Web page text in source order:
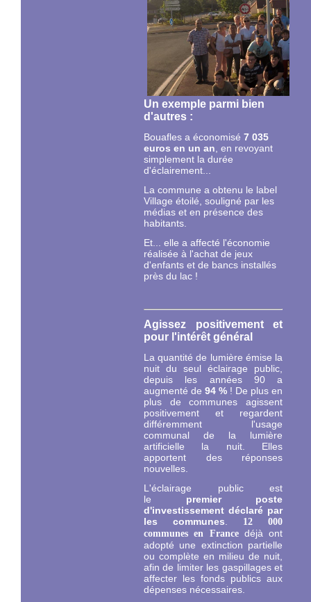
Un exemple parmi bien
d'autres :
Bouafles a économisé 7 035
euros en un an, en revoyant
simplement la durée
d'éclairement...
La commune a obtenu le label
Village étoilé, souligné par les
médias et en présence des
habitants.
Et... elle a affecté l'économie
réalisée à l'achat de jeux
d'enfants et de bancs installés
près du lac !
Agissez positivement et
pour l'intérêt général
La quantité de lumière émise la
nuit du seul éclairage public,
depuis les années 90 a
augmenté de 94 % ! De plus en
plus de communes agissent
positivement et regardent
différemment l'usage
communal de la lumière
artificielle la nuit. Elles
apportent des réponses
nouvelles.
L'éclairage public est
le premier
poste
d'investissement déclaré par
les communes. 12 000
communes en France déjà ont
adopté une extinction partielle
ou complète en milieu de nuit,
afin de limiter les gaspillages et
affecter les fonds publics aux
dépenses nécessaires.